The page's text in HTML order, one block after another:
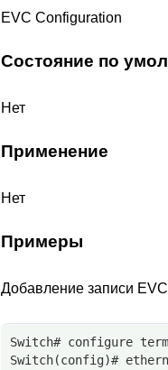
EVC Configuration
Состояние по
Нет
Применение
Нет
Примеры
Добавление записи
Switch# configure
Switch(config)#